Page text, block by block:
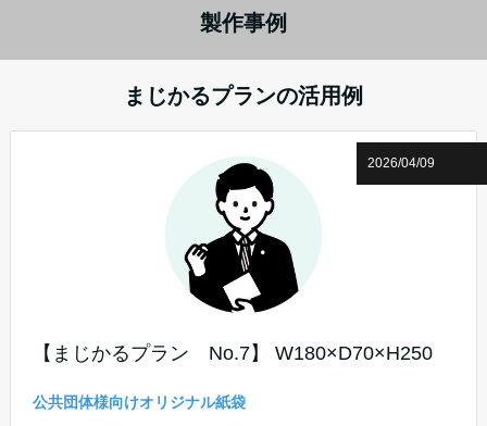
製作事例
まじかるプランの活用例
【まじかるプラン No.7】 W180×D70×H250
公共団体様向けオリジナル紙袋
2026/04/09